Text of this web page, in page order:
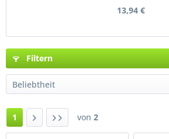
13,94 €
Filtern
1 von 2